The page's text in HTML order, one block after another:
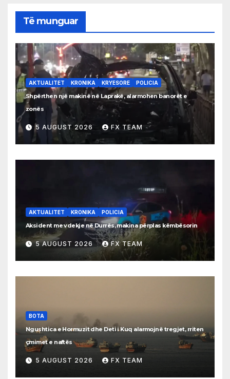
Të munguar
AKTUALITET KRONIKA KRYESORE POLICIA
Shpërthen një makinë në Laprakë, alarmohen banorët e
zonës
5 AUGUST 2026 FX TEAM
AKTUALITET KRONIKA POLICIA
Aksident me vdekje në Durrës, makina përplas këmbësorin
5 AUGUST 2026 FX TEAM
BOTA
Ngushtica e Hormuzit dhe Deti i Kuq alarmojnë tregjet, rriten
çmimet e naftës
5 AUGUST 2026 FX TEAM